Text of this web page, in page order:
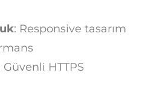
: Responsive tasarım
Güvenli HTTPS